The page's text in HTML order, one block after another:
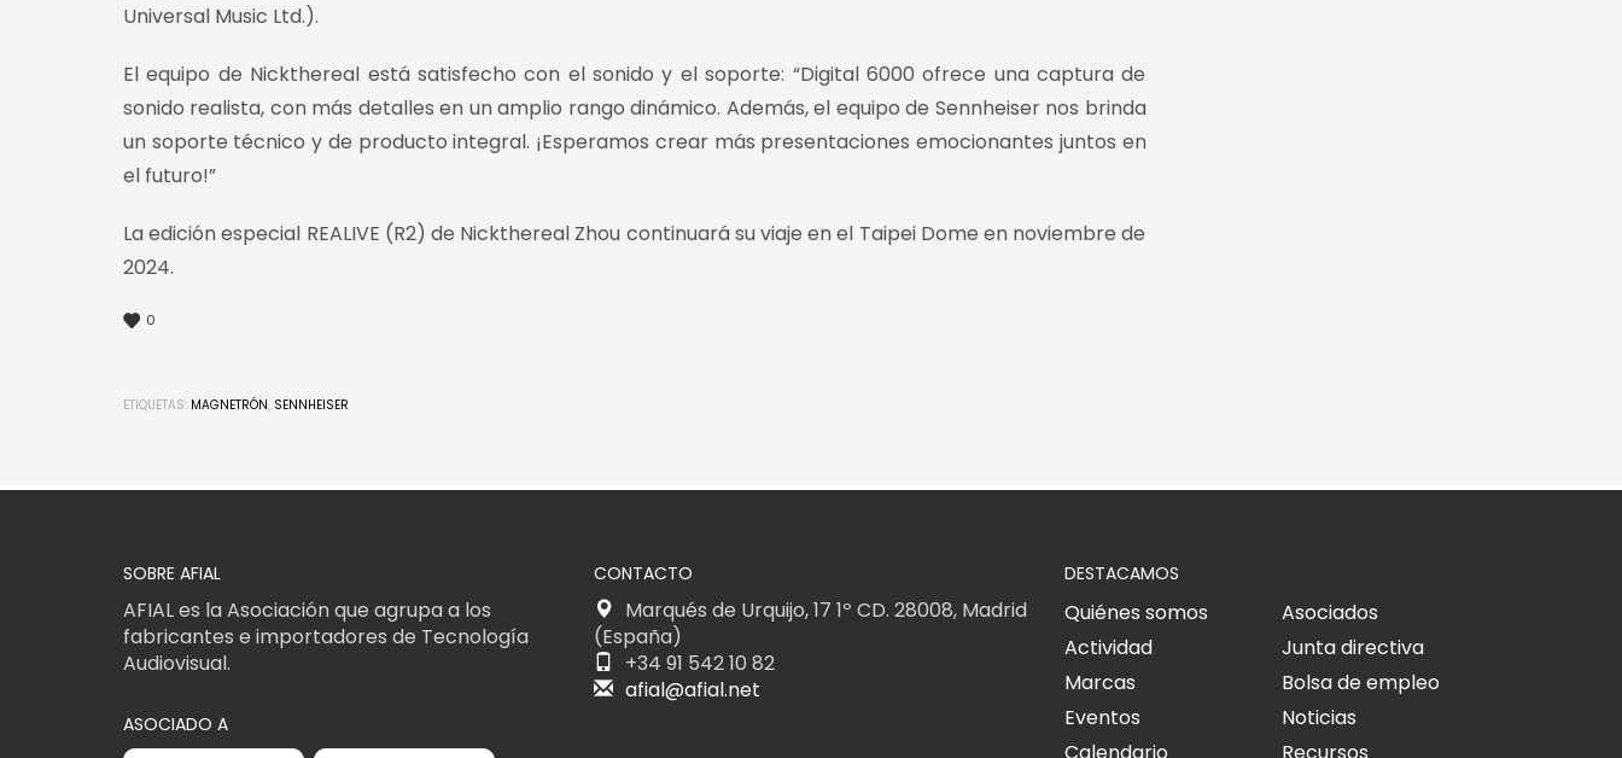
Universal Music Ltd.).
El equipo de Nickthereal está satisfecho con el sonido y el soporte: “Digital 6000 ofrece una captura de
sonido realista, con más detalles en un amplio rango dinámico. Además, el equipo de Sennheiser nos brinda
un soporte técnico y de producto integral. ¡Esperamos crear más presentaciones emocionantes juntos en
el futuro!”
La edición especial REALIVE (R2) de Nickthereal Zhou continuará su viaje en el Taipei Dome en noviembre de
2024.
0
ETIQUETAS: MAGNETRÓN, SENNHEISER
SOBRE AFIAL
AFIAL es la Asociación que agrupa a los
fabricantes e importadores de Tecnología
Audiovisual.
ASOCIADO A
CONTACTO
Marqués de Urquijo, 17 1º CD. 28008, Madrid
(España)
+34 91 542 10 82
afial@afial.net
DESTACAMOS
Quiénes somos
Asociados
Actividad
Junta directiva
Marcas
Bolsa de empleo
Eventos
Noticias